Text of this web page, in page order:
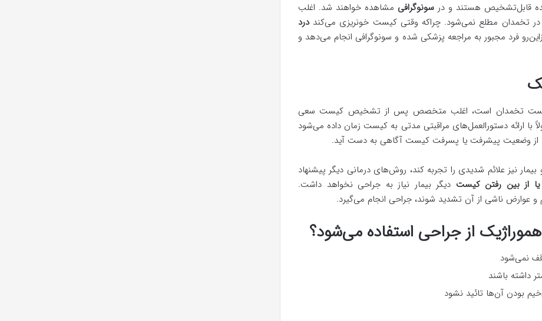
قابل‌تشخیص هستند و در سونوگرافی مشاهده خواهند شد. اغلب
در تخمدان مطلع نمی‌شود. چراکه وقتی کیست خونریزی می‌کنددرد
فرد مجبور به مراجعه پزشکی شده و سونوگرافی انجام می‌دهد و
کیست تخمدان است، اغلب متخصص پس از تشخیص کیست سعی
ارائه دستورالعمل‌های مراقبتی مدتی به کیست زمان داده می‌شود
از وضعیت پیشرفت یا پسرفت کیست آگاهی به دست آید.
نیز علائم شدیدی را تجربه کند، روش‌های درمانی دیگر پیشنهاد
از بین رفتن کیست دیگر بیمار نیاز به جراحی نخواهد داشت.
عوارض ناشی از آن تشدید شوند، جراحی انجام می‌گیرد.
از جراحی استفاده می‌شود؟
نمی‌شود
بودن آن‌ها تائید نشود